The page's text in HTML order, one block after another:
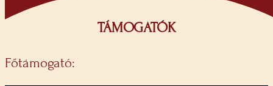
TÁMOGATÓK
Főtámogató: